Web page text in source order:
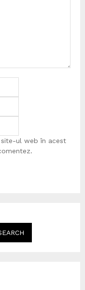
ul web în acest